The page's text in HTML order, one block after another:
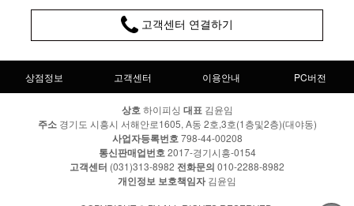
고객센터 연결하기
상점정보 고객센터 이용안내 PC버전
상호 하이피싱 대표 김윤임
주소경기도 시흥시 서해안로1605, A동 2호,3호(1층및2층)(대야동)
사업자등록번호 798-44-00208
통신판매업번호 2017-경기시흥-0154
고객센터 (031)313-8982 전화문의 010-2288-8982
개인정보 보호책임자김윤임